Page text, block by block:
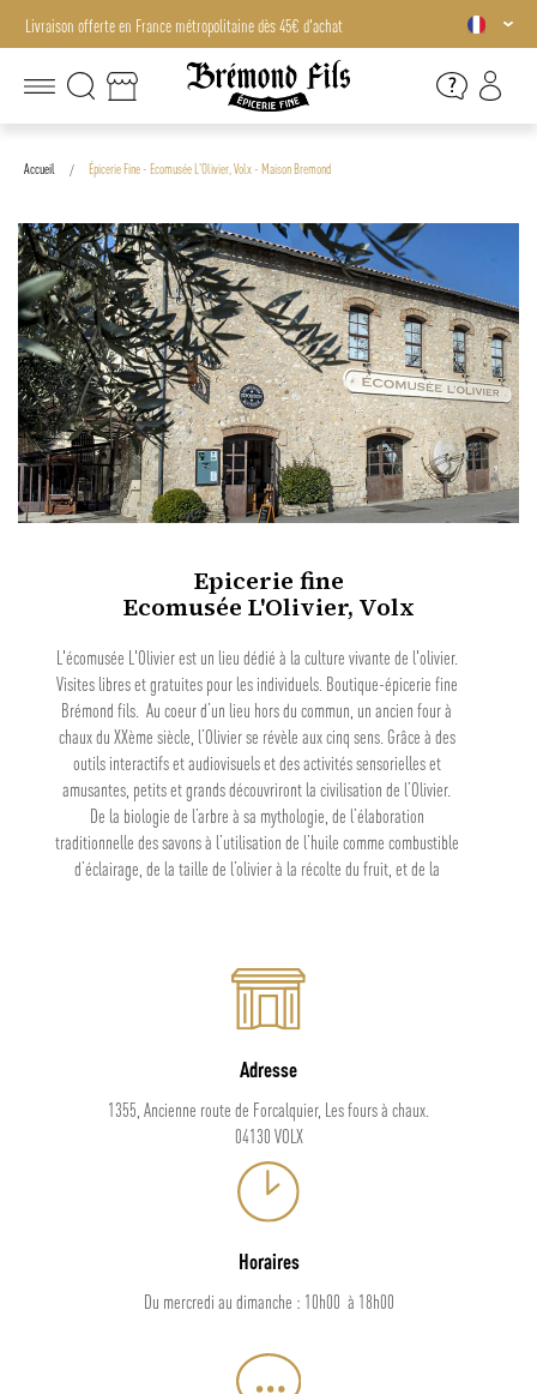
Livraison offerte en France métropolitaine dès 45€ d'achat
Livraison offerte en France métropolitaine dès 45€ d'achat
Accueil Épicerie Fine - Ecomusée L'Olivier, Volx - Maison Bremond
Epicerie fine
Ecomusée L'Olivier, Volx
L'écomusée L'Olivier est un lieu dédié à la culture vivante de l'olivier.
Visites libres et gratuites pour les individuels. Boutique-épicerie fine
Brémond fils. Au coeur d’un lieu hors du commun, un ancien four à
chaux du XXème siècle, l’Olivier se révèle aux cinq sens. Grâce à des
outils interactifs et audiovisuels et des activités sensorielles et
amusantes, petits et grands découvriront la civilisation de l’Olivier.
De la biologie de l’arbre à sa mythologie, de l’élaboration
traditionnelle des savons à l’utilisation de l’huile comme combustible
d’éclairage, de la taille de l’olivier à la récolte du fruit, et de la
Adresse
1355, Ancienne route de Forcalquier, Les fours à chaux.
04130 VOLX
Horaires
Du mercredi au dimanche : 10h00 à 18h00